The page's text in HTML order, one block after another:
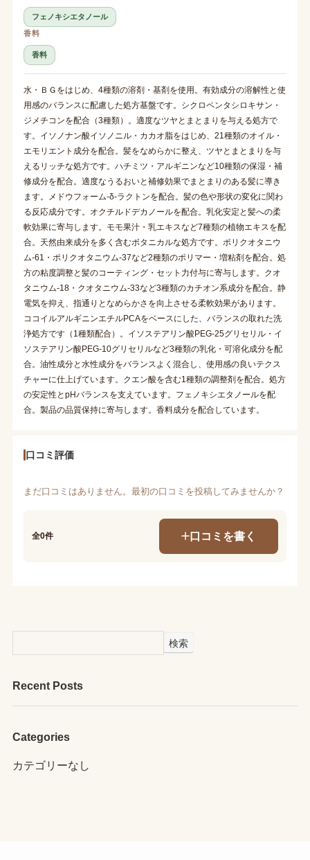
フェノキシエタノール
香料
香料
水・ＢＧをはじめ、4種類の溶剤・基剤を使用。有効成分の溶解性と使
用感のバランスに配慮した処方基盤です。シクロペンタシロキサン・
ジメチコンを配合（3種類）。適度なツヤとまとまりを与える処方で
す。イソノナン酸イソノニル・カカオ脂をはじめ、21種類のオイル・
エモリエント成分を配合。髪をなめらかに整え、ツヤとまとまりを与
えるリッチな処方です。ハチミツ・アルギニンなど10種類の保湿・補
修成分を配合。適度なうるおいと補修効果でまとまりのある髪に導き
ます。メドウフォーム-δ-ラクトンを配合。髪の色や形状の変化に関わ
る反応成分です。オクチルドデカノールを配合。乳化安定と髪への柔
軟効果に寄与します。モモ果汁・乳エキスなど7種類の植物エキスを配
合。天然由来成分を多く含むボタニカルな処方です。ポリクオタニウ
ム-61・ポリクオタニウム-37など2種類のポリマー・増粘剤を配合。処
方の粘度調整と髪のコーティング・セット力付与に寄与します。クオ
タニウム-18・クオタニウム-33など3種類のカチオン系成分を配合。静
電気を抑え、指通りとなめらかさを向上させる柔軟効果があります。
ココイルアルギニンエチルPCAをベースにした、バランスの取れた洗
浄処方です（1種類配合）。イソステアリン酸PEG-25グリセリル・イ
ソステアリン酸PEG-10グリセリルなど3種類の乳化・可溶化成分を配
合。油性成分と水性成分をバランスよく混合し、使用感の良いテクス
チャーに仕上げています。クエン酸を含む1種類の調整剤を配合。処方
の安定性とpHバランスを支えています。フェノキシエタノールを配
合。製品の品質保持に寄与します。香料成分を配合しています。
口コミ評価
まだ口コミはありません。最初の口コミを投稿してみませんか？
全0件 口コミを書く
検索
Recent Posts
Categories
カテゴリーなし